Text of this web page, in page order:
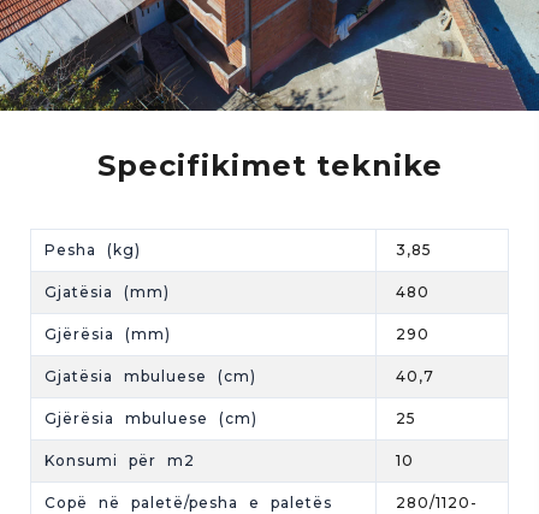
Specifikimet teknike
Pesha (kg) 3,85
Gjatësia (mm) 480
Gjërësia (mm) 290
Gjatësia mbuluese (cm) 40,7
Gjërësia mbuluese (cm) 25
Konsumi për m2 10
Copë në paletë/pesha e paletës
280/1120-